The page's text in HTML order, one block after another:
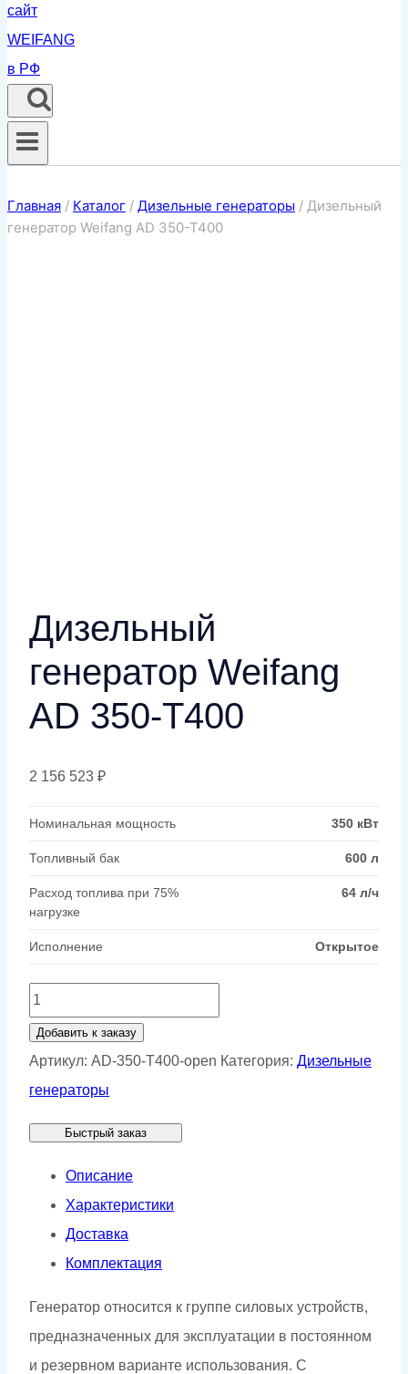
Главная / Каталог / Дизельные генераторы / Дизельный
генератор Weifang AD 350-T400
Дизельный
генератор Weifang
AD 350-T400
2 156 523 ₽
Номинальная мощность 350 кВт
Топливный бак 600 л
Расход топлива при 75%
нагрузке
64 л/ч
Исполнение Открытое
Количество
товара
Дизельный
генератор
AD
350-
T400
Добавить к заказу
Артикул: AD-350-T400-open Категория: Дизельные
генераторы
Быстрый заказ
Описание
Характеристики
Доставка
Комплектация
Генератор относится к группе силовых устройств,
предназначенных для эксплуатации в постоянном
и резервном варианте использования. С